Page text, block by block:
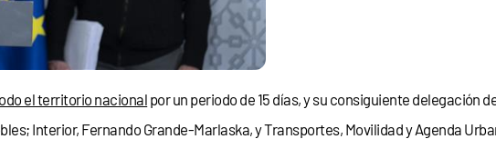
el territorio nacional por un periodo de 15 días, y su consiguiente delegación
Interior, Fernando Grande-Marlaska, y Transportes, Movilidad y Agenda